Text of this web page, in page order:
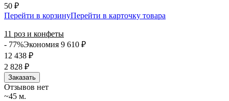
50 ₽
Перейти в корзинуПерейти в карточку товара
11 роз и конфеты
- 77%Экономия 9 610 ₽
12 438 ₽
2 828 ₽
Заказать
Отзывов нет
~45 м.